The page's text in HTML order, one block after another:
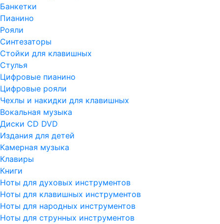
Банкетки
Пианино
Рояли
Синтезаторы
Стойки для клавишных
Стулья
Цифровые пианино
Цифровые рояли
Чехлы и накидки для клавишных
Вокальная музыка
Диски CD DVD
Издания для детей
Камерная музыка
Клавиры
Книги
Ноты для духовых инструментов
Ноты для клавишных инструментов
Ноты для народных инструментов
Ноты для струнных инструментов